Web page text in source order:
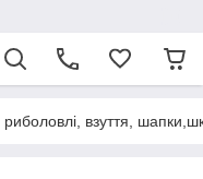
взуття,